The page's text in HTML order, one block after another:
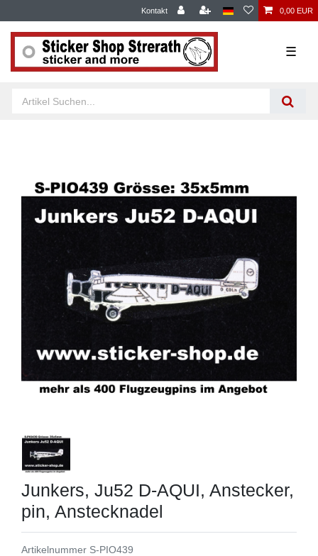
Kontakt 0,00 EUR
☰
Junkers, Ju52 D-AQUI, Anstecker,
pin, Anstecknadel
Artikelnummer S-PIO439